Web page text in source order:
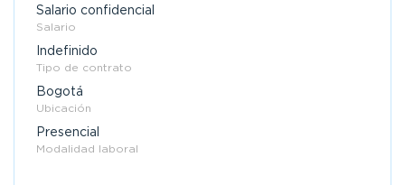
Salario confidencial
Salario
Indefinido
Tipo de contrato
Bogotá
Ubicación
Presencial
Modalidad laboral